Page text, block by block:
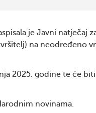
je Javni natječaj
na neodređeno
2025. godine te će
novinama.